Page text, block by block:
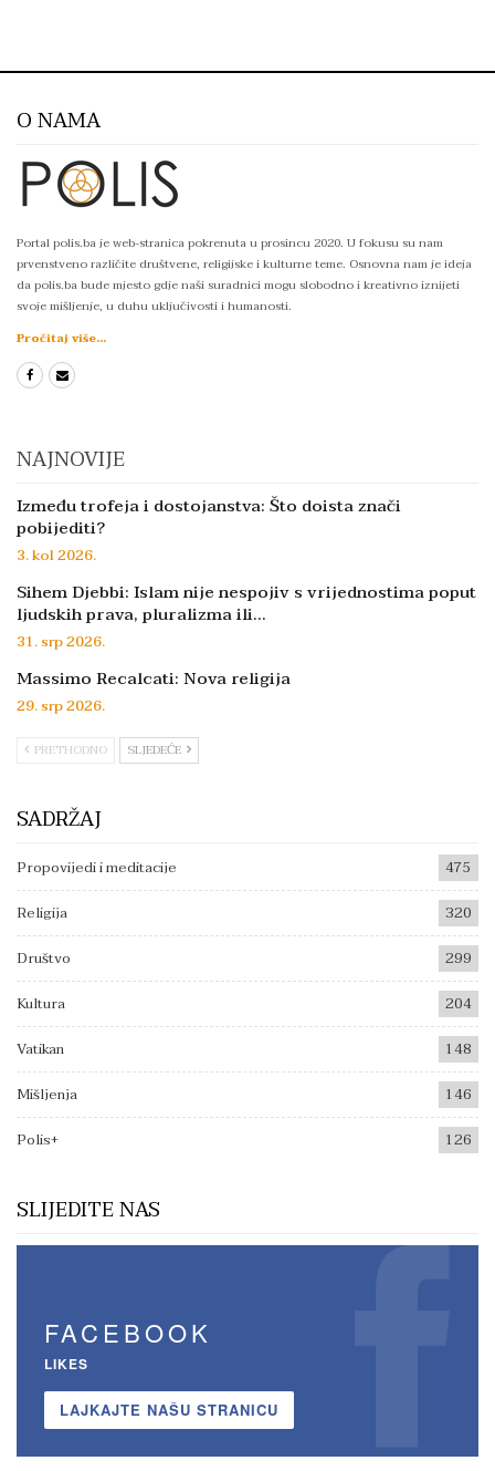
O NAMA
Portal polis.ba je web-stranica pokrenuta u prosincu 2020. U fokusu su nam
prvenstveno različite društvene, religijske i kulturne teme. Osnovna nam je ideja
da polis.ba bude mjesto gdje naši suradnici mogu slobodno i kreativno iznijeti
svoje mišljenje, u duhu uključivosti i humanosti.
Pročitaj više...
NAJNOVIJE
Između trofeja i dostojanstva: Što doista znači
pobijediti?
3. kol 2026.
Sihem Djebbi: Islam nije nespojiv s vrijednostima poput
ljudskih prava, pluralizma ili…
31. srp 2026.
Massimo Recalcati: Nova religija
29. srp 2026.
PRETHODNO SLJEDEĆE
SADRŽAJ
Propovijedi i meditacije
475
Religija
320
Društvo
299
Kultura
204
Vatikan
148
Mišljenja
146
Polis+
126
SLIJEDITE NAS
FACEBOOK
LIKES
LAJKAJTE NAŠU STRANICU